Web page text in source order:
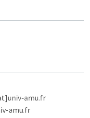
amu.fr
amu.fr